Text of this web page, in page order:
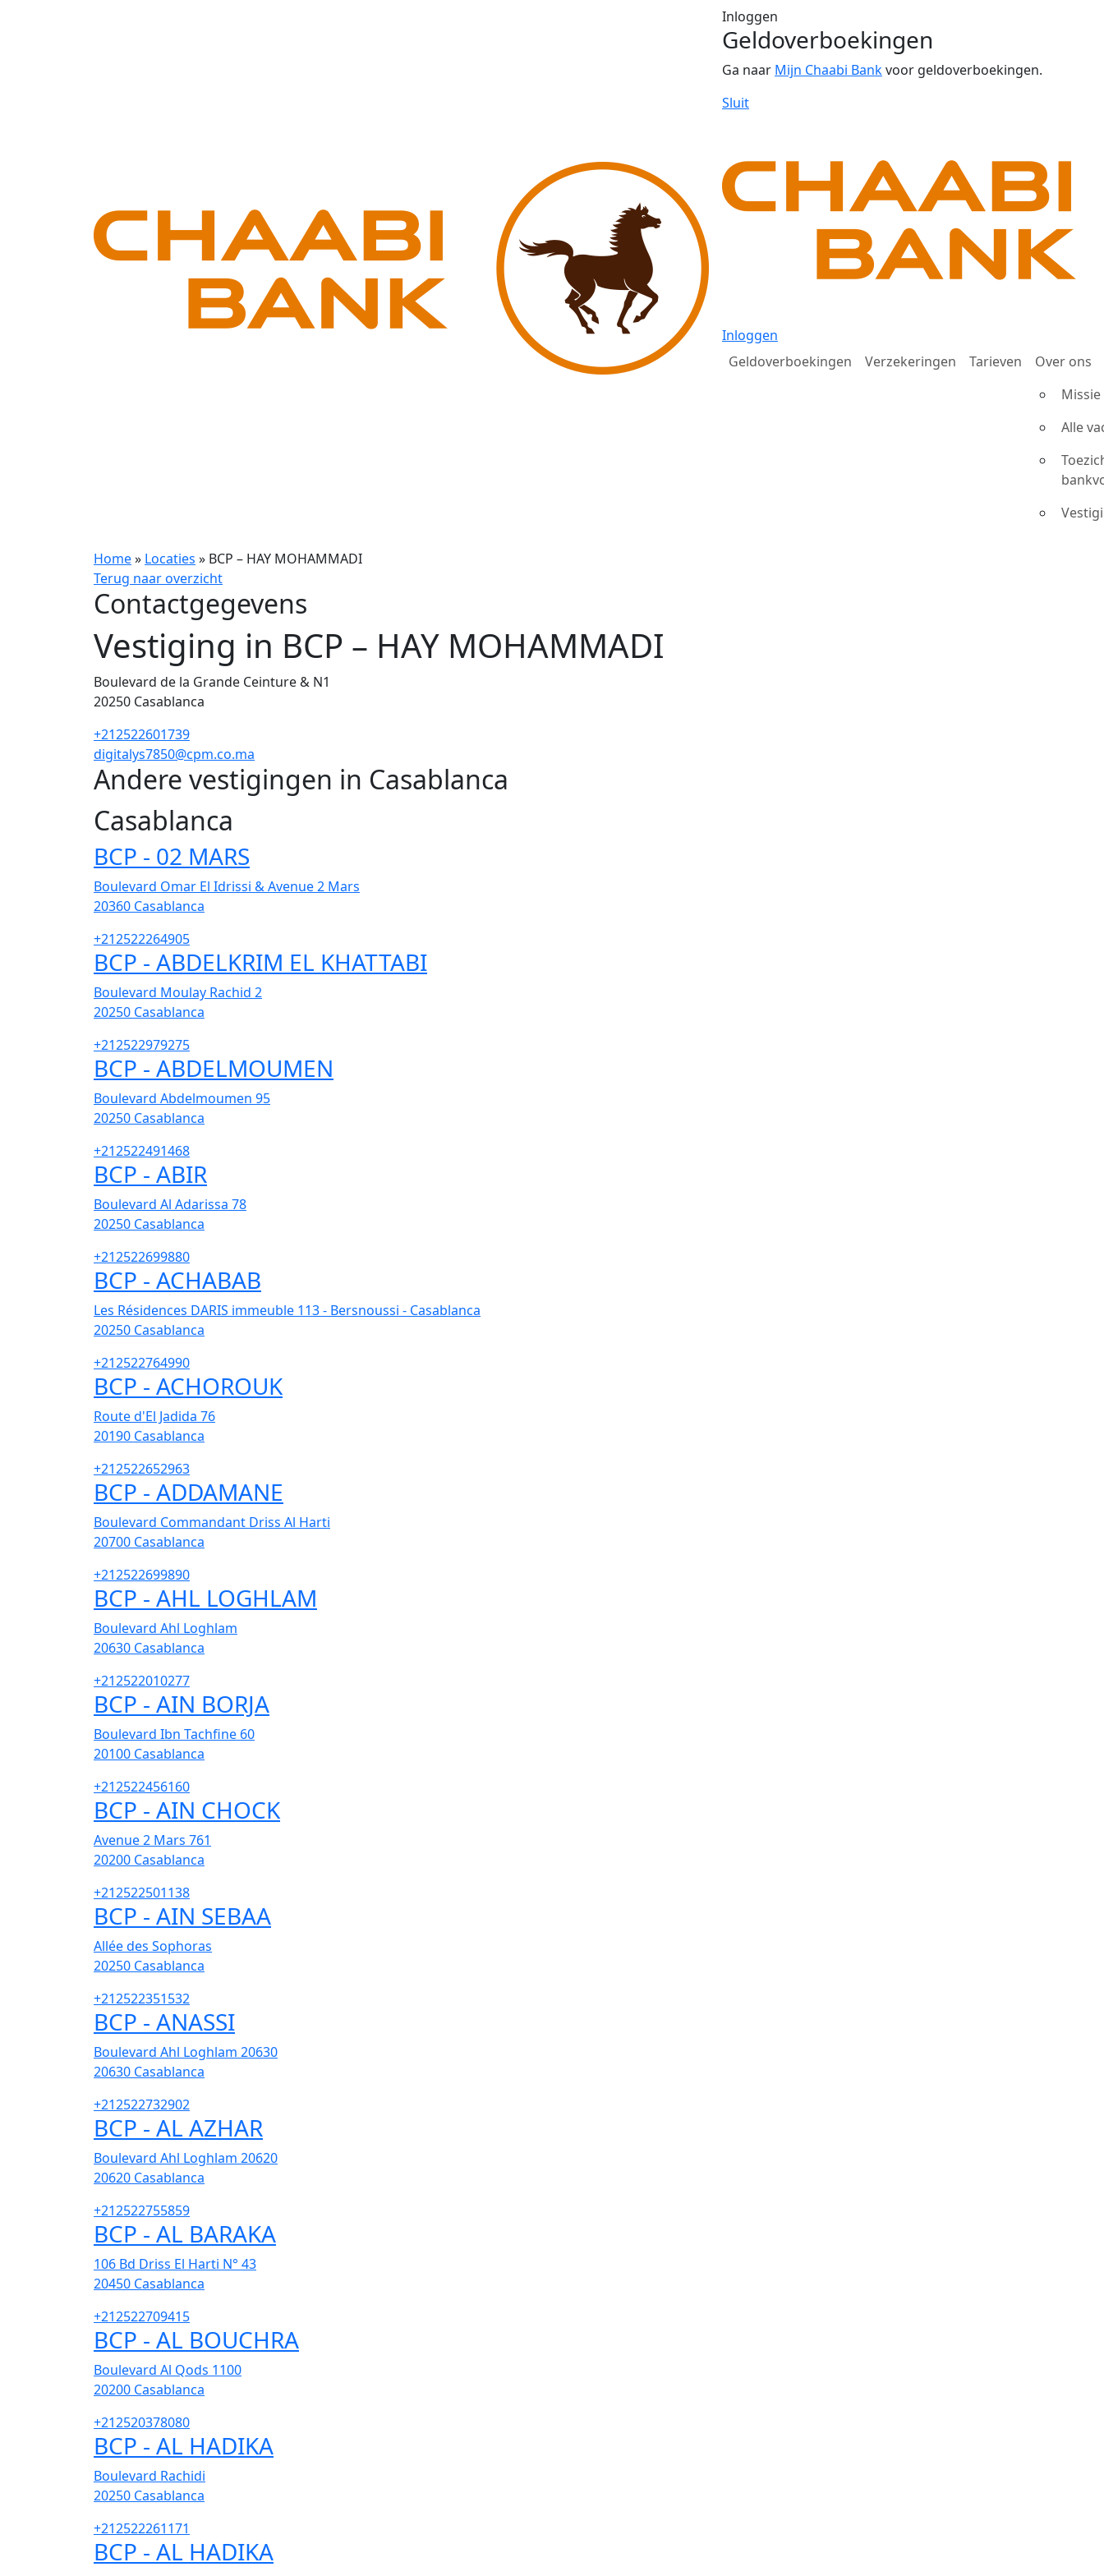
Inloggen
Geldoverboekingen
Ga naar Mijn Chaabi Bankvoor geldoverboekingen.
Sluit
Inloggen
Geldoverboekingen
Verzekeringen Tarieven
Over ons
Alle
Home» Locaties » BCP – HAY MOHAMMADI
Terug naar overzicht
Contactgegevens
Vestiging in BCP – HAY MOHAMMADI
Boulevard de la Grande Ceinture & N1
20250 Casablanca
+212522601739
digitalys7850@cpm.co.ma
Andere vestigingen in Casablanca
Casablanca
BCP - 02 MARS
Boulevard Omar El Idrissi & Avenue 2 Mars
20360 Casablanca
+212522264905
BCP - ABDELKRIM EL KHATTABI
Boulevard Moulay Rachid 2
20250 Casablanca
+212522979275
BCP - ABDELMOUMEN
Boulevard Abdelmoumen 95
20250 Casablanca
+212522491468
BCP - ABIR
Boulevard Al Adarissa 78
20250 Casablanca
+212522699880
BCP - ACHABAB
Les Résidences DARIS immeuble 113 - Bersnoussi - Casablanca
20250 Casablanca
+212522764990
BCP - ACHOROUK
Route d'El Jadida 76
20190 Casablanca
+212522652963
BCP - ADDAMANE
Boulevard Commandant Driss Al Harti
20700 Casablanca
+212522699890
BCP - AHL LOGHLAM
Boulevard Ahl Loghlam
20630 Casablanca
+212522010277
BCP - AIN BORJA
Boulevard Ibn Tachfine 60
20100 Casablanca
+212522456160
BCP - AIN CHOCK
Avenue 2 Mars 761
20200 Casablanca
+212522501138
BCP - AIN SEBAA
Allée des Sophoras
20250 Casablanca
+212522351532
BCP - ANASSI
Boulevard Ahl Loghlam 20630
20630 Casablanca
+212522732902
BCP - AL AZHAR
Boulevard Ahl Loghlam 20620
20620 Casablanca
+212522755859
BCP - AL BARAKA
106 Bd Driss El Harti N° 43
20450 Casablanca
+212522709415
BCP - AL BOUCHRA
Boulevard Al Qods 1100
20200 Casablanca
+212520378080
BCP - AL HADIKA
Boulevard Rachidi
20250 Casablanca
+212522261171
BCP - AL HADIKA